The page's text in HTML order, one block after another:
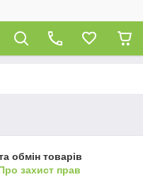
обмін товарів
захист прав